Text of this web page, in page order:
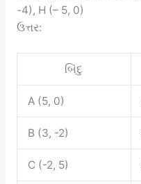
-4), H (– 5, 0)
ઉત્તર:
બિંદુ
A (5, 0)
B (3, -2)
C (-2, 5)